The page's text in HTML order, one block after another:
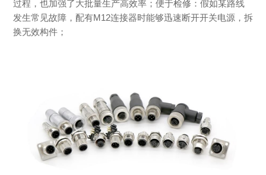
过程，也加强了大批量生产高效率；便于检修：假如某路线
发生常见故障，配有M12连接器时能够迅速断开开关电源，拆
换无效构件；